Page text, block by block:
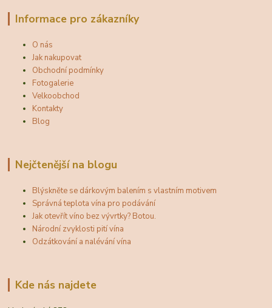
Informace pro zákazníky
O nás
Jak nakupovat
Obchodní podmínky
Fotogalerie
Velkoobchod
Kontakty
Blog
Nejčtenější na blogu
Blýskněte se dárkovým balením s vlastním motivem
Správná teplota vína pro podávání
Jak otevřít víno bez vývrtky? Botou.
Národní zvyklosti pití vína
Odzátkování a nalévání vína
Kde nás najdete